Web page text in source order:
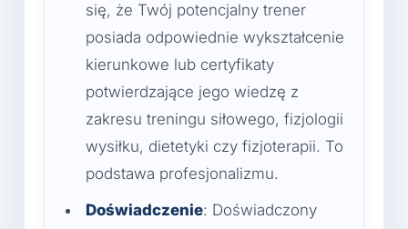
się, że Twój potencjalny trener
posiada odpowiednie wykształcenie
kierunkowe lub certyfikaty
potwierdzające jego wiedzę z
zakresu treningu siłowego, fizjologii
wysiłku, dietetyki czy fizjoterapii. To
podstawa profesjonalizmu.
Doświadczenie: Doświadczony